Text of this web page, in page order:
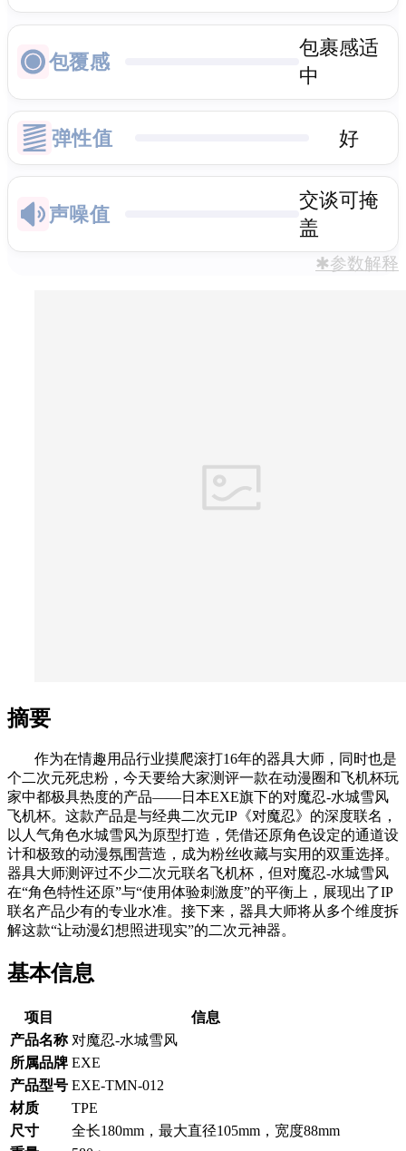
包覆感
包裹感适
中
弹性值 好
声噪值
交谈可掩
盖
✱参数解释
摘要
作为在情趣用品行业摸爬滚打16年的器具大师，同时也是
个二次元死忠粉，今天要给大家测评一款在动漫圈和飞机杯玩
家中都极具热度的产品——日本EXE旗下的对魔忍-水城雪风
飞机杯。这款产品是与经典二次元IP《对魔忍》的深度联名，
以人气角色水城雪风为原型打造，凭借还原角色设定的通道设
计和极致的动漫氛围营造，成为粉丝收藏与实用的双重选择。
器具大师测评过不少二次元联名飞机杯，但对魔忍-水城雪风
在“角色特性还原”与“使用体验刺激度”的平衡上，展现出了IP
联名产品少有的专业水准。接下来，器具大师将从多个维度拆
解这款“让动漫幻想照进现实”的二次元神器。
基本信息
项目
信息
产品名称 对魔忍-水城雪风
所属品牌 EXE
产品型号 EXE-TMN-012
材质
TPE
尺寸
全长180mm，最大直径105mm，宽度88mm